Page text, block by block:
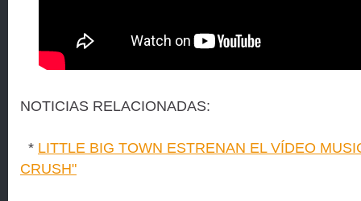
NOTICIAS RELACIONADAS:
* LITTLE BIG TOWN ESTRENAN EL VÍDEO
CRUSH"